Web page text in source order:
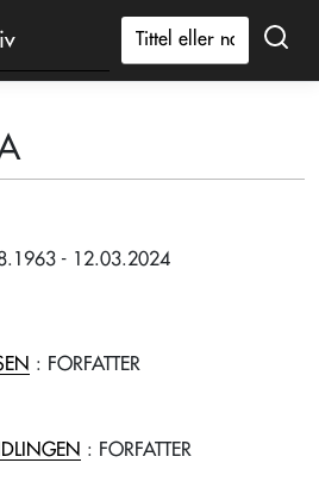
- 12.03.2024
: FORFATTER
: FORFATTER